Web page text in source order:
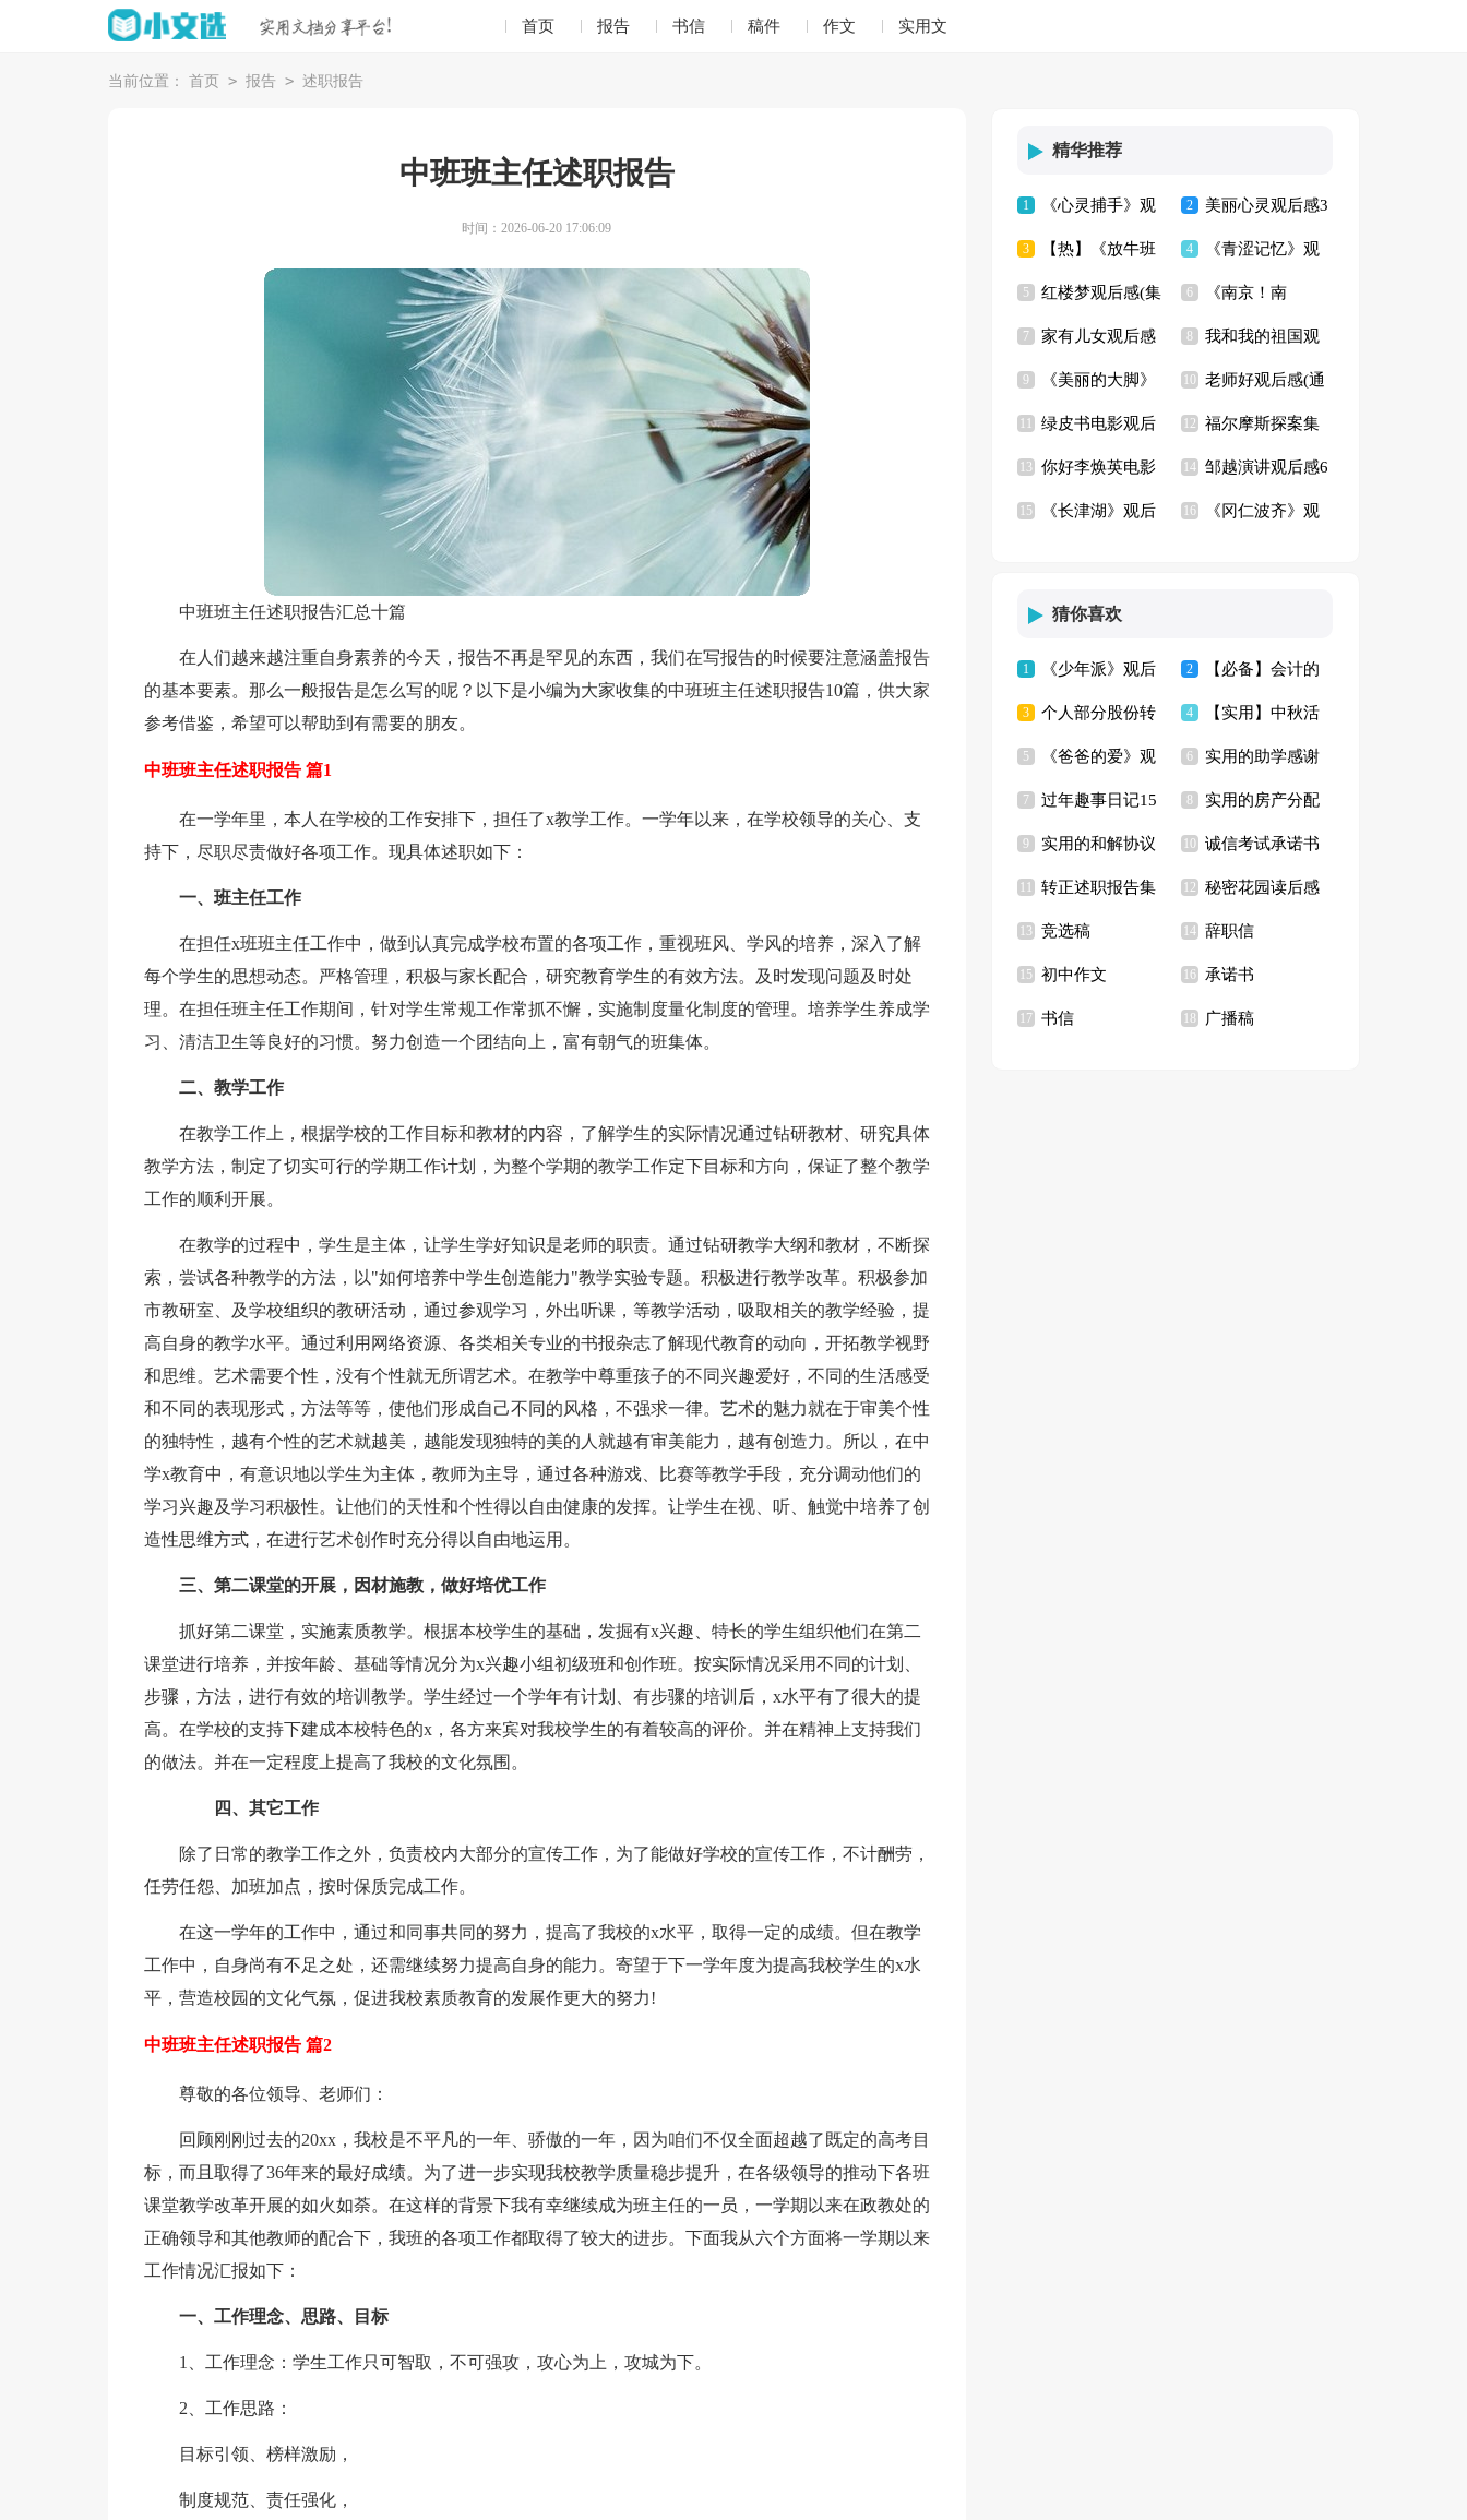
首页 报告 书信 稿件 作文 实用文
当前位置： 首页 > 报告 > 述职报告
中班班主任述职报告
时间：2026-06-20 17:06:09
中班班主任述职报告汇总十篇
在人们越来越注重自身素养的今天，报告不再是罕见的东西，我们在写报告的时候要注意涵盖报告
的基本要素。那么一般报告是怎么写的呢？以下是小编为大家收集的中班班主任述职报告10篇，供大家
参考借鉴，希望可以帮助到有需要的朋友。
中班班主任述职报告 篇1
在一学年里，本人在学校的工作安排下，担任了x教学工作。一学年以来，在学校领导的关心、支
持下，尽职尽责做好各项工作。现具体述职如下：
一、班主任工作
在担任x班班主任工作中，做到认真完成学校布置的各项工作，重视班风、学风的培养，深入了解
每个学生的思想动态。严格管理，积极与家长配合，研究教育学生的有效方法。及时发现问题及时处
理。在担任班主任工作期间，针对学生常规工作常抓不懈，实施制度量化制度的管理。培养学生养成学
习、清洁卫生等良好的习惯。努力创造一个团结向上，富有朝气的班集体。
二、教学工作
在教学工作上，根据学校的工作目标和教材的内容，了解学生的实际情况通过钻研教材、研究具体
教学方法，制定了切实可行的学期工作计划，为整个学期的教学工作定下目标和方向，保证了整个教学
工作的顺利开展。
在教学的过程中，学生是主体，让学生学好知识是老师的职责。通过钻研教学大纲和教材，不断探
索，尝试各种教学的方法，以"如何培养中学生创造能力"教学实验专题。积极进行教学改革。积极参加
市教研室、及学校组织的教研活动，通过参观学习，外出听课，等教学活动，吸取相关的教学经验，提
高自身的教学水平。通过利用网络资源、各类相关专业的书报杂志了解现代教育的动向，开拓教学视野
和思维。艺术需要个性，没有个性就无所谓艺术。在教学中尊重孩子的不同兴趣爱好，不同的生活感受
和不同的表现形式，方法等等，使他们形成自己不同的风格，不强求一律。艺术的魅力就在于审美个性
的独特性，越有个性的艺术就越美，越能发现独特的美的人就越有审美能力，越有创造力。所以，在中
学x教育中，有意识地以学生为主体，教师为主导，通过各种游戏、比赛等教学手段，充分调动他们的
学习兴趣及学习积极性。让他们的天性和个性得以自由健康的发挥。让学生在视、听、触觉中培养了创
造性思维方式，在进行艺术创作时充分得以自由地运用。
三、第二课堂的开展，因材施教，做好培优工作
抓好第二课堂，实施素质教学。根据本校学生的基础，发掘有x兴趣、特长的学生组织他们在第二
课堂进行培养，并按年龄、基础等情况分为x兴趣小组初级班和创作班。按实际情况采用不同的计划、
步骤，方法，进行有效的培训教学。学生经过一个学年有计划、有步骤的培训后，x水平有了很大的提
高。在学校的支持下建成本校特色的x，各方来宾对我校学生的有着较高的评价。并在精神上支持我们
的做法。并在一定程度上提高了我校的文化氛围。
四、其它工作
除了日常的教学工作之外，负责校内大部分的宣传工作，为了能做好学校的宣传工作，不计酬劳，
任劳任怨、加班加点，按时保质完成工作。
在这一学年的工作中，通过和同事共同的努力，提高了我校的x水平，取得一定的成绩。但在教学
工作中，自身尚有不足之处，还需继续努力提高自身的能力。寄望于下一学年度为提高我校学生的x水
平，营造校园的文化气氛，促进我校素质教育的发展作更大的努力!
中班班主任述职报告 篇2
尊敬的各位领导、老师们：
回顾刚刚过去的20xx，我校是不平凡的一年、骄傲的一年，因为咱们不仅全面超越了既定的高考目
标，而且取得了36年来的最好成绩。为了进一步实现我校教学质量稳步提升，在各级领导的推动下各班
课堂教学改革开展的如火如荼。在这样的背景下我有幸继续成为班主任的一员，一学期以来在政教处的
正确领导和其他教师的配合下，我班的各项工作都取得了较大的进步。下面我从六个方面将一学期以来
工作情况汇报如下：
一、工作理念、思路、目标
1、工作理念：学生工作只可智取，不可强攻，攻心为上，攻城为下。
2、工作思路：
目标引领、榜样激励，
制度规范、责任强化，
精华推荐
1 《心灵捕手》观
后感(14篇)
2 美丽心灵观后感3
篇
3 【热】《放牛班
的春天》观后感
4 《青涩记忆》观
后感
5 红楼梦观后感(集
锦13篇)
6 《南京！南
京！》观后感
7 家有儿女观后感
13篇
8 我和我的祖国观
后感(通用15篇)
9 《美丽的大脚》
观后感15篇
10 老师好观后感(通
用15篇)
绿皮书电影观后
感
12 福尔摩斯探案集
读书心得10篇
13 你好李焕英电影
观后感
14 邹越演讲观后感6
篇
15 《长津湖》观后 16 《冈仁波齐》观
猜你喜欢
1 《少年派》观后
感9篇
2 【必备】会计的
实习报告4篇
3 个人部分股份转
让的协议书
4 【实用】中秋活
动方案模板集锦6篇
5 《爸爸的爱》观
后感
6 实用的助学感谢
信模板集合六篇
7 过年趣事日记15
篇
8 实用的房产分配
协议书4篇
9 实用的和解协议
书汇编6篇
10 诚信考试承诺书
范文集合9篇
转正述职报告集
合15篇
12 秘密花园读后感
【推荐】
13 竞选稿 14 辞职信
15 初中作文 16 承诺书
17 书信 18 广播稿